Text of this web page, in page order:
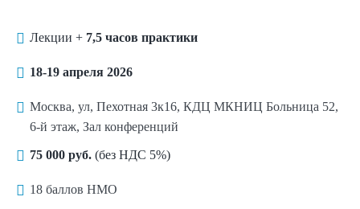
Лекции + 7,5 часов практики
18-19 апреля 2026
Москва, ул, Пехотная 3к16, КДЦ МКНИЦ Больница 52,
6-й этаж, Зал конференций
75 000 руб.(без НДС 5%)
18 баллов НМО